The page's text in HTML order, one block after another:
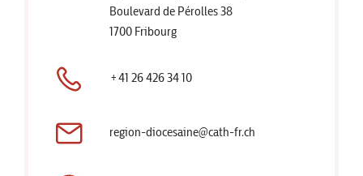
Boulevard de Pérolles 38
1700 Fribourg
+41 26 426 34 10
region-diocesaine@cath-fr.ch